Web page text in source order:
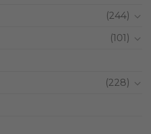
(244)
(101)
(228)